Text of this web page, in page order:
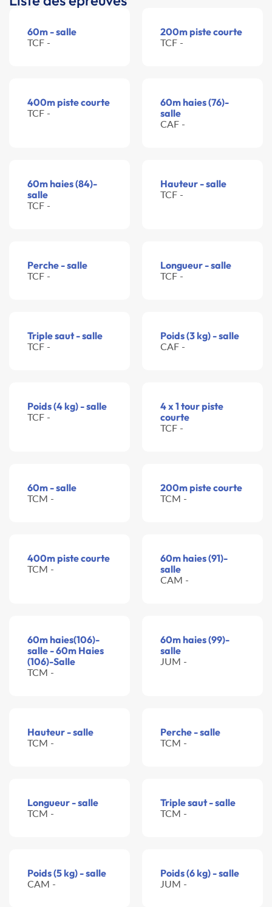
60m - salle
TCF -
200m piste courte
TCF -
400m piste courte
TCF -
60m haies (76)-
salle
CAF -
60m haies (84)-
salle
TCF -
Hauteur - salle
TCF -
Perche - salle
TCF -
Longueur - salle
TCF -
Triple saut - salle
TCF -
Poids (3 kg) - salle
CAF -
Poids (4 kg) - salle
TCF -
4 x 1 tour piste
courte
TCF -
60m - salle
TCM -
200m piste courte
TCM -
400m piste courte
TCM -
60m haies (91)-
salle
CAM -
60m haies(106)-
salle - 60m Haies
(106)-Salle
TCM -
60m haies (99)-
salle
JUM -
Hauteur - salle
TCM -
Perche - salle
TCM -
Longueur - salle
TCM -
Triple saut - salle
TCM -
Poids (5 kg) - salle
CAM -
Poids (6 kg) - salle
JUM -